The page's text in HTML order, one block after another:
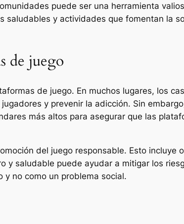
puede ser una herramienta
y actividades que fomentan la
de juego
de juego. En muchos lugares, los
y prevenir la adicción. Sin
más altos para asegurar que las
del juego responsable. Esto incluye
y saludable puede ayudar a mitigar los
y no como un problema social.